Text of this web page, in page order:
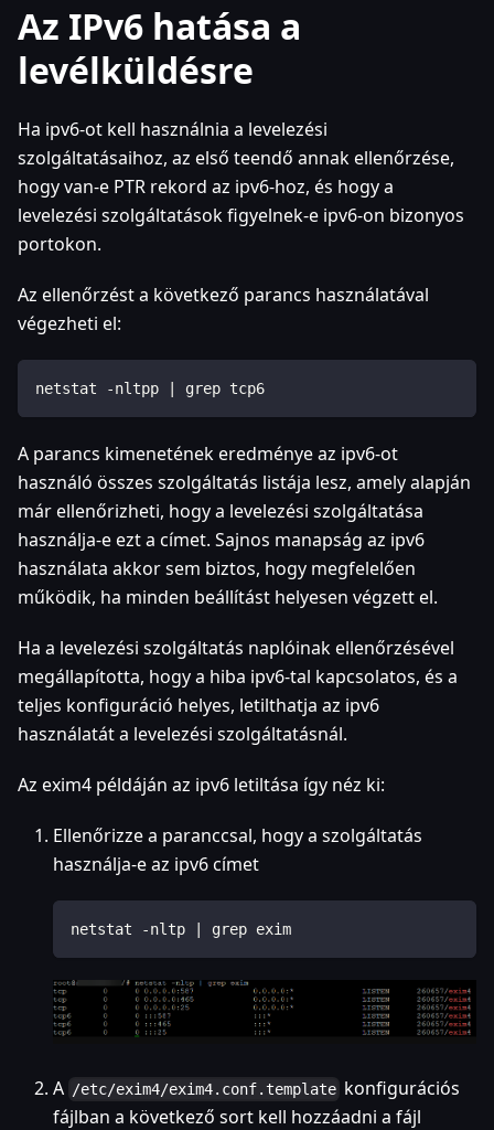
Az IPv6 hatása a
levélküldésre
Ha ipv6-ot kell használnia a levelezési
szolgáltatásaihoz, az első teendő annak ellenőrzése,
hogy van-e PTR rekord az ipv6-hoz, és hogy a
levelezési szolgáltatások figyelnek-e ipv6-on bizonyos
portokon.
Az ellenőrzést a következő parancs használatával
végezheti el:
netstat -nltpp | grep tcp6
A parancs kimenetének eredménye az ipv6-ot
használó összes szolgáltatás listája lesz, amely alapján
már ellenőrizheti, hogy a levelezési szolgáltatása
használja-e ezt a címet. Sajnos manapság az ipv6
használata akkor sem biztos, hogy megfelelően
működik, ha minden beállítást helyesen végzett el.
Ha a levelezési szolgáltatás naplóinak ellenőrzésével
megállapította, hogy a hiba ipv6-tal kapcsolatos, és a
teljes konfiguráció helyes, letilthatja az ipv6
használatát a levelezési szolgáltatásnál.
Az exim4 példáján az ipv6 letiltása így néz ki:
Ellenőrizze a paranccsal, hogy a szolgáltatás
használja-e az ipv6 címet
netstat -nltp | grep exim
A /etc/exim4/exim4.conf.template konfigurációs
fájlban a következő sort kell hozzáadni a fájl